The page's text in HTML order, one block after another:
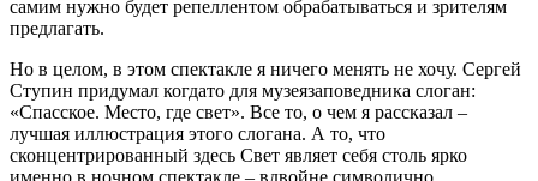
самим нужно будет репеллентом обрабатываться и зрителям
предлагать.
Но в целом, в этом спектакле я ничего менять не хочу. Сергей
Ступин придумал когда­то для музея­заповедника слоган:
«Спасское. Место, где свет». Все то, о чем я рассказал –
лучшая иллюстрация этого слогана. А то, что
сконцентрированный здесь Свет являет себя столь ярко
именно в ночном спектакле – вдвойне символично.